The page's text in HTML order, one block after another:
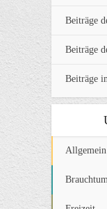
Beiträge
Beiträge
Beiträge
Allgemein
Brauchtum